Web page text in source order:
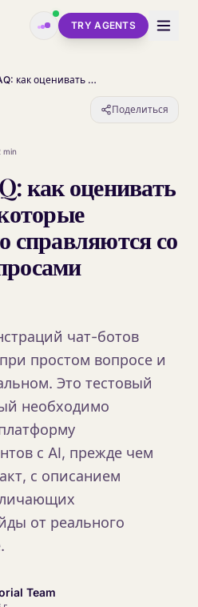
TRY AGENTS
За гранью FAQ: как оценивать AI чат-боты, которые действительно справляются со сложными запросами клиентов
Поделиться
min
как оценивать
справляются со
чат-ботов
простом вопросе и
Это тестовый
необходимо
с AI, прежде чем
с описанием
от реального
Team